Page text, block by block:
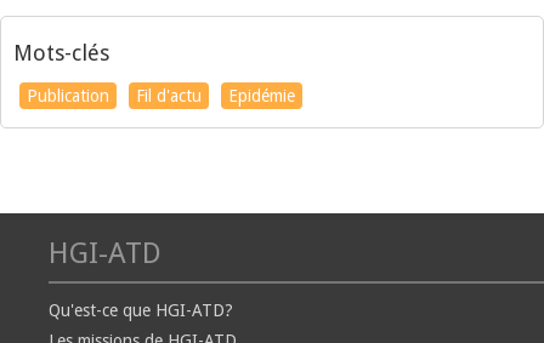
Mots-clés
Publication Fil d'actu Epidémie
HGI-ATD
Qu'est-ce que HGI-ATD?